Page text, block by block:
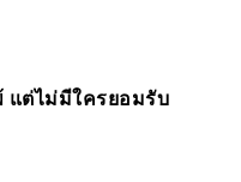
แต่ไม่มีใครยอมรับ